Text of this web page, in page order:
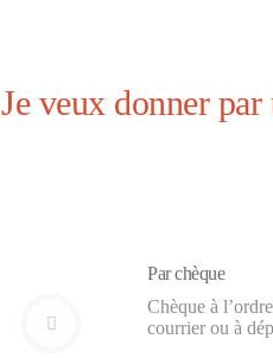
Je veux donner
Par chèque
Chèque à
courrier ou à